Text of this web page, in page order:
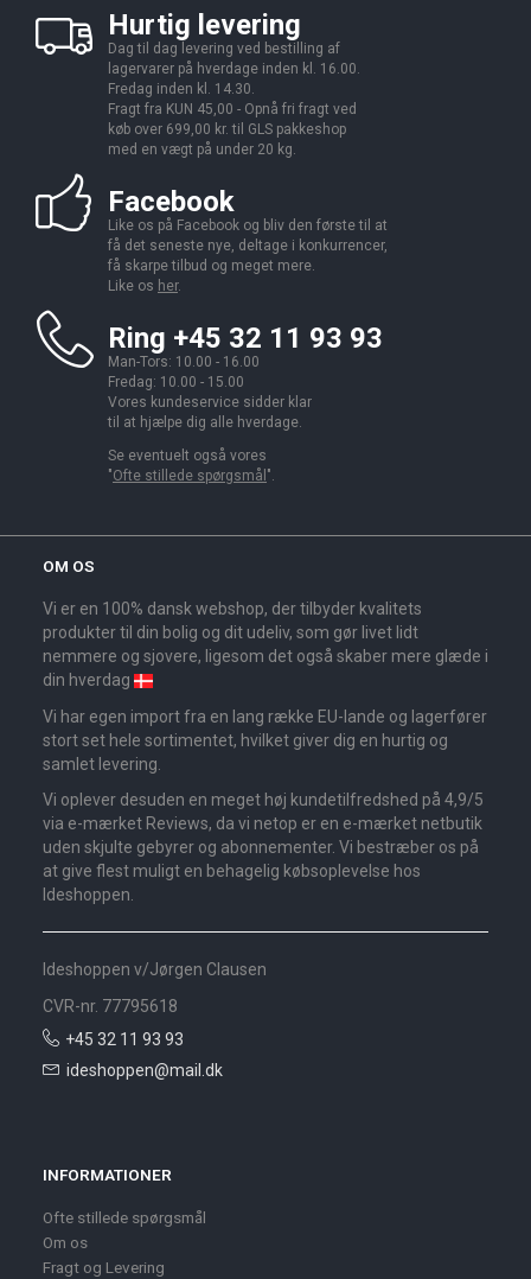
Hurtig levering
Dag til dag levering ved bestilling af
lagervarer på hverdage inden kl. 16.00.
Fredag inden kl. 14.30.
Fragt fra KUN 45,00 - Opnå fri fragt ved
køb over 699,00 kr. til GLS pakkeshop
med en vægt på under 20 kg.
Facebook
Like os på Facebook og bliv den første til at
få det seneste nye, deltage i konkurrencer,
få skarpe tilbud og meget mere.
Like os her.
Ring +45 32 11 93 93
Man-Tors: 10.00 - 16.00
Fredag: 10.00 - 15.00
Vores kundeservice sidder klar
til at hjælpe dig alle hverdage.
Se eventuelt også vores
"Ofte stillede spørgsmål ".
OM OS
Vi er en 100% dansk webshop, der tilbyder kvalitets
produkter til din bolig og dit udeliv, som gør livet lidt
nemmere og sjovere, ligesom det også skaber mere glæde i
din hverdag
Vi har egen import fra en lang række EU-lande og lagerfører
stort set hele sortimentet, hvilket giver dig en hurtig og
samlet levering.
Vi oplever desuden en meget høj kundetilfredshed på 4,9/5
via e-mærket Reviews, da vi netop er en e-mærket netbutik
uden skjulte gebyrer og abonnementer. Vi bestræber os på
at give flest muligt en behagelig købsoplevelse hos
Ideshoppen.
Ideshoppen v/Jørgen Clausen
CVR-nr. 77795618
+45 32 11 93 93
ideshoppen@mail.dk
INFORMATIONER
Ofte stillede spørgsmål
Om os
Fragt og Levering